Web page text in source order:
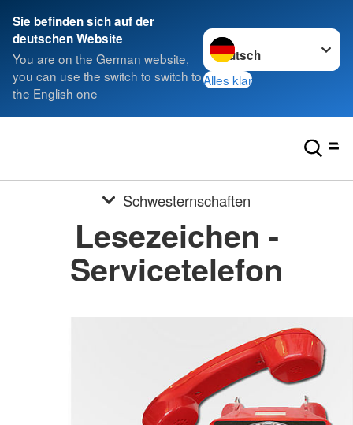
Sie befinden sich auf der
deutschen Website
You are on the German website,
you can use the switch to switch to
the English one
Sprache wechseln zu
Alles klar
Schwesternschaften
Lesezeichen -
Servicetelefon